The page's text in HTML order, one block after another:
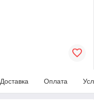
Доставка Оплата